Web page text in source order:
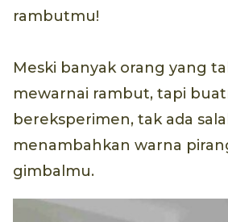
rambutmu!
Meski banyak orang yang
mewarnai rambut, tapi
bereksperimen, tak ada
menambahkan warna
gimbalmu.